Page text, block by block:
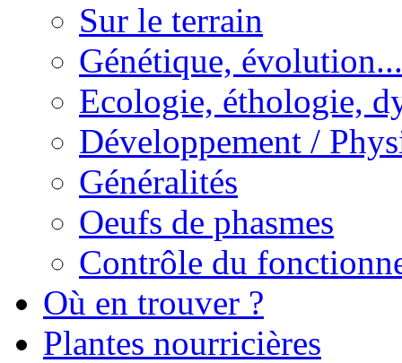
Sur le terrain
Génétique, évolution...
Ecologie, éthologie,
Développement /
Généralités
Oeufs de phasmes
Contrôle du
Où en trouver ?
Plantes nourricières